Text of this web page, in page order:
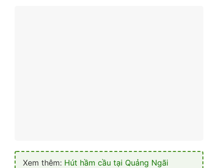
Xem thêm: Hút hầm cầu tại Quảng Ngãi